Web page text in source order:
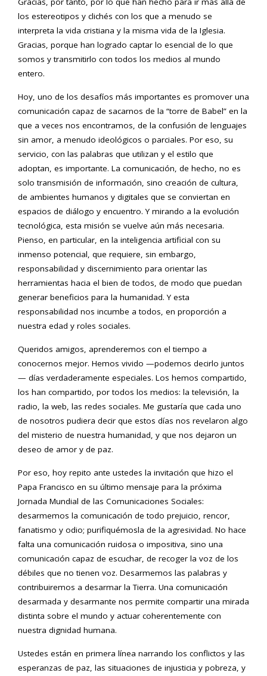
los estereotipos y clichés con los que a menudo se
interpreta la vida cristiana y la misma vida de la Iglesia.
Gracias, porque han logrado captar lo esencial de lo que
somos y transmitirlo con todos los medios al mundo
entero.
Hoy, uno de los desafíos más importantes es promover una
comunicación capaz de sacarnos de la “torre de Babel” en la
que a veces nos encontramos, de la confusión de lenguajes
sin amor, a menudo ideológicos o parciales. Por eso, su
servicio, con las palabras que utilizan y el estilo que
adoptan, es importante. La comunicación, de hecho, no es
solo transmisión de información, sino creación de cultura,
de ambientes humanos y digitales que se conviertan en
espacios de diálogo y encuentro. Y mirando a la evolución
tecnológica, esta misión se vuelve aún más necesaria.
Pienso, en particular, en la inteligencia artificial con su
inmenso potencial, que requiere, sin embargo,
responsabilidad y discernimiento para orientar las
herramientas hacia el bien de todos, de modo que puedan
generar beneficios para la humanidad. Y esta
responsabilidad nos incumbe a todos, en proporción a
nuestra edad y roles sociales.
Queridos amigos, aprenderemos con el tiempo a
conocernos mejor. Hemos vivido —podemos decirlo juntos
— días verdaderamente especiales. Los hemos compartido,
los han compartido, por todos los medios: la televisión, la
radio, la web, las redes sociales. Me gustaría que cada uno
de nosotros pudiera decir que estos días nos revelaron algo
del misterio de nuestra humanidad, y que nos dejaron un
deseo de amor y de paz.
Por eso, hoy repito ante ustedes la invitación que hizo el
Papa Francisco en su último mensaje para la próxima
Jornada Mundial de las Comunicaciones Sociales:
desarmemos la comunicación de todo prejuicio, rencor,
fanatismo y odio; purifiquémosla de la agresividad. No hace
falta una comunicación ruidosa o impositiva, sino una
comunicación capaz de escuchar, de recoger la voz de los
débiles que no tienen voz. Desarmemos las palabras y
contribuiremos a desarmar la Tierra. Una comunicación
desarmada y desarmante nos permite compartir una mirada
distinta sobre el mundo y actuar coherentemente con
nuestra dignidad humana.
Ustedes están en primera línea narrando los conflictos y las
esperanzas de paz, las situaciones de injusticia y pobreza, y